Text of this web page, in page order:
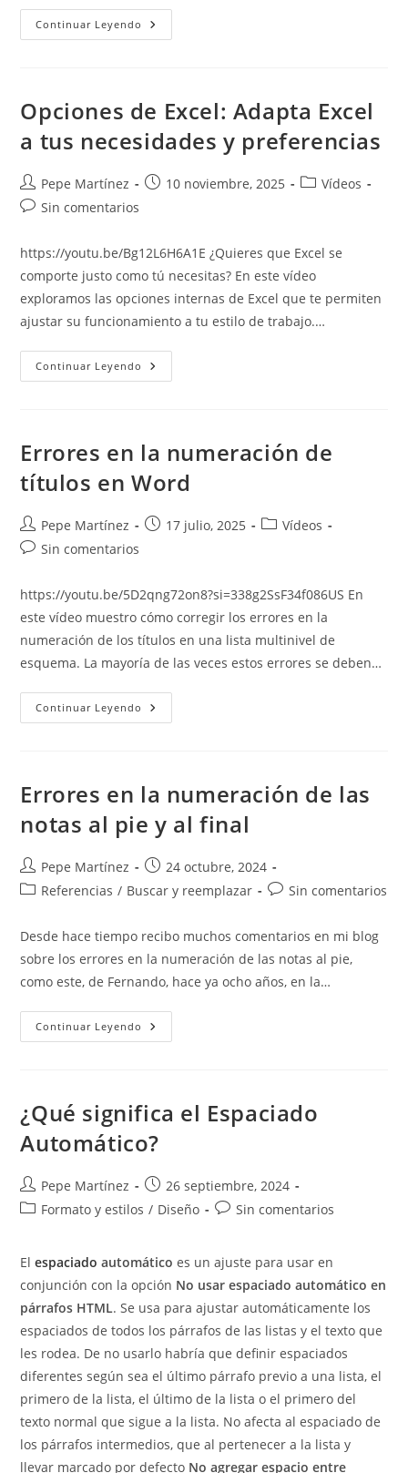
Continuar Leyendo Poner
En
Los
Títulos
Las
Ilustraciones.
Opciones de Excel: Adapta Excel
a tus necesidades y preferencias
Autor
de
Pepe Martínez
Publicación
10 noviembre, 2025
Categoría
Vídeos
Comentarios
la
entrada:
Sin comentarios
https://youtu.be/Bg12L6H6A1E ¿Quieres que Excel se
comporte justo como tú necesitas? En este vídeo
exploramos las opciones internas de Excel que te permiten
ajustar su funcionamiento a tu estilo de trabajo.…
Continuar Leyendo Opciones
De
Tus
Necesidades
Preferencias
Errores en la numeración de
títulos en Word
Autor
de
Pepe Martínez
Publicación
17 julio, 2025
Categoría
Vídeos
Comentarios
la
entrada:
Sin comentarios
https://youtu.be/5D2qng72on8?si=338g2SsF34f086US En
este vídeo muestro cómo corregir los errores en la
numeración de los títulos en una lista multinivel de
esquema. La mayoría de las veces estos errores se deben…
Continuar Leyendo Errores
En
En
Word
Errores en la numeración de las
notas al pie y al final
Autor
de
Pepe Martínez
Publicación
de
24 octubre, 2024
Categoría
la
entrada:
Referencias / Buscar y reemplazar
Comentarios
la
entrada:
Sin comentarios
Desde hace tiempo recibo muchos comentarios en mi blog
sobre los errores en la numeración de las notas al pie,
como este, de Fernando, hace ya ocho años, en la…
Continuar Leyendo Errores
En
Notas
Al
Y
Al
¿Qué significa el Espaciado
Automático?
Autor
de
Pepe Martínez
Publicación
de
26 septiembre, 2024
Categoría
entrada:
Formato y estilos / Diseño
Comentarios
entrada:
Sin comentarios
Elespaciado automático es un ajuste para usar en
conjunción con la opción No usar espaciado automático en
párrafos HTML. Se usa para ajustar automáticamente los
espaciados de todos los párrafos de las listas y el texto que
les rodea. De no usarlo habría que definir espaciados
diferentes según sea el último párrafo previo a una lista, el
primero de la lista, el último de la lista o el primero del
texto normal que sigue a la lista. No afecta al espaciado de
los párrafos intermedios, que al pertenecer a la lista y
llevar marcado por defecto No agregar espacio entre